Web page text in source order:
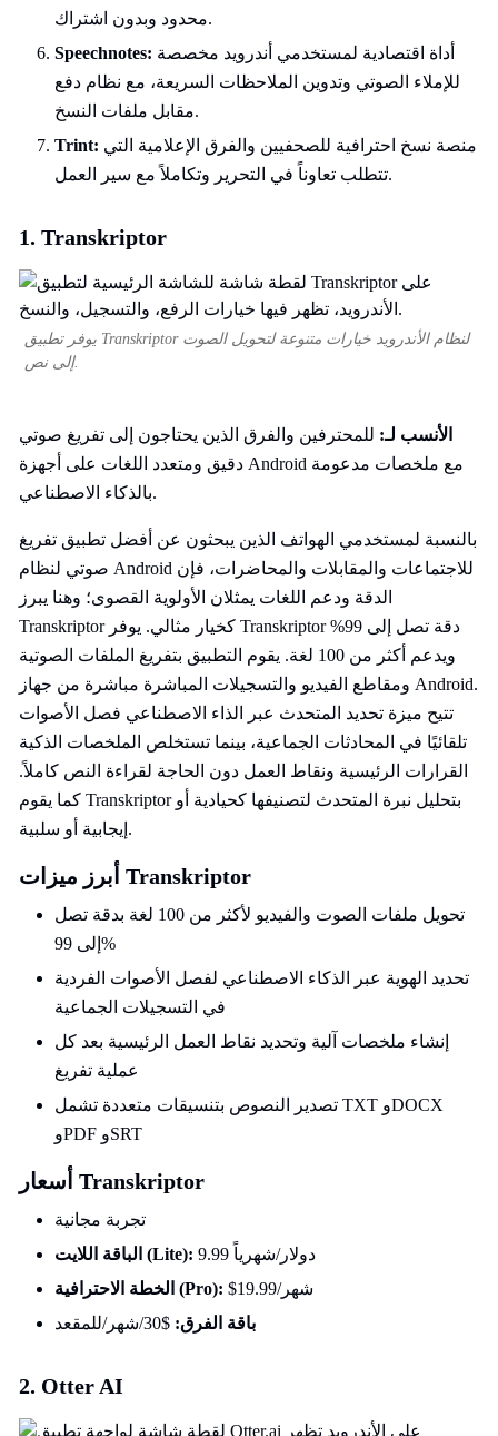
محدود وبدون اشتراك.
Speechnotes:
للإملاء الصوتي وتدوين الملاحظات السريعة، مع نظام دفع
مقابل ملفات النسخ.
Trint:
تتطلب تعاوناً في التحرير وتكاملاً مع سير العمل.
1. Transkriptor
يوفر تطبيق Transkriptor لنظام الأندرويد خيارات متنوعة لتحويل الصوت
إلى نص.
الأنسب لـ: للمحترفين والفرق الذين يحتاجون إلى تفريغ صوتي
دقيق ومتعدد اللغات على أجهزة Android مع ملخصات مدعومة
بالذكاء الاصطناعي.
بالنسبة لمستخدمي الهواتف الذين يبحثون عن أفضل تطبيق تفريغ
صوتي لنظام Android للاجتماعات والمقابلات والمحاضرات، فإن
الدقة ودعم اللغات يمثلان الأولوية القصوى؛ وهنا يبرز
Transkriptor كخيار مثالي. يوفر Transkriptor دقة تصل إلى 99%
ويدعم أكثر من 100 لغة. يقوم التطبيق بتفريغ الملفات الصوتية
ومقاطع الفيديو والتسجيلات المباشرة مباشرة من جهاز Android.
تتيح ميزة تحديد المتحدث عبر الذاء الاصطناعي فصل الأصوات
تلقائيًا في المحادثات الجماعية، بينما تستخلص الملخصات الذكية
القرارات الرئيسية ونقاط العمل دون الحاجة لقراءة النص كاملاً.
كما يقوم Transkriptor بتحليل نبرة المتحدث لتصنيفها كحيادية أو
إيجابية أو سلبية.
أبرز ميزات Transkriptor
تحويل ملفات الصوت والفيديو لأكثر من 100 لغة بدقة تصل
إلى 99%
تحديد الهوية عبر الذكاء الاصطناعي لفصل الأصوات الفردية
في التسجيلات الجماعية
إنشاء ملخصات آلية وتحديد نقاط العمل الرئيسية بعد كل
عملية تفريغ
تصدير النصوص بتنسيقات متعددة تشمل TXT وDOCX
وPDF وSRT
أسعار Transkriptor
تجربة مجانية
الباقة اللايت (Lite):
9.99 دولار/شهرياً
الخطة الاحترافية (Pro):
$19.99/شهر
باقة الفرق: $30/شهر/للمقعد
2. Otter AI